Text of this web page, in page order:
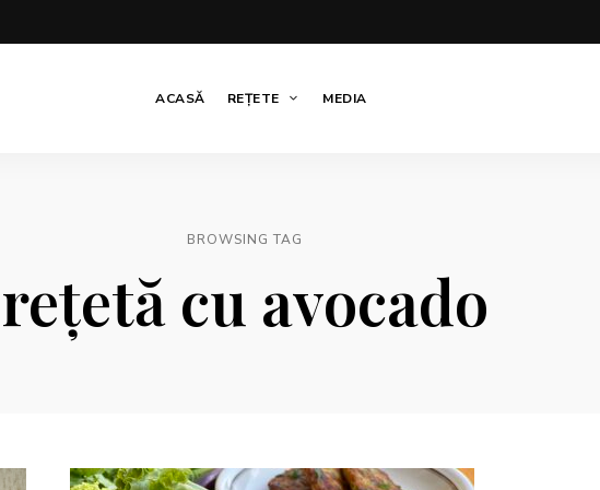
ACASĂ REȚETE MEDIA
BROWSING TAG
rețetă cu avocado